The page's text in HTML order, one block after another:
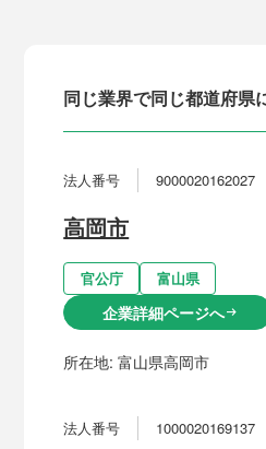
同じ業界で同じ都道府県
法人番号 9000020162027
高岡市
官公庁 富山県
企業詳細ページへarrow_right_alt
所在地:富山県高岡市
法人番号 1000020169137